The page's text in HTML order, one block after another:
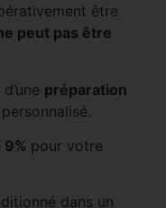
être
peut pas être
préparation
personnalisé.
9% pour votre
dans un